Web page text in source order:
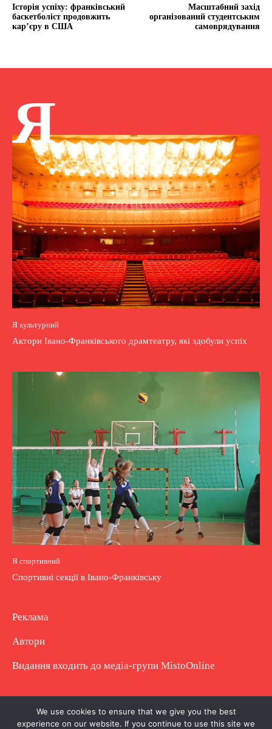
Історія успіху: франківський
баскетболіст продовжить
кар’єру в США
Масштабний захід
організований студентським
самоврядування
Я
Я культурний
Актори Івано-Франківського драмтеатру, які здобули успіх
Я спортивний
Спортивні секції в Івано-Франківську
Реклама
Автори
Видання входить до медіа-групи MistoOnline
Copyright © Повне використання матеріалу
заборонено. Частково можна з гіперпосиланням.
We use cookies to ensure that we give you the best
experience on our website. If you continue to use this site we